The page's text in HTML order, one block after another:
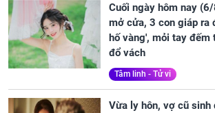
Cuối ngày hôm nay
mở cửa, 3 con giáp ra
hố vàng', mỏi tay đếm
đổ vách
Tâm linh - Tử vi
Vừa ly hôn, vợ cũ sinh